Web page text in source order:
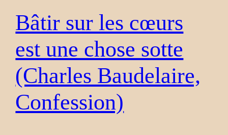
Bâtir sur les cœurs
est une chose sotte
(Charles Baudelaire,
Confession)